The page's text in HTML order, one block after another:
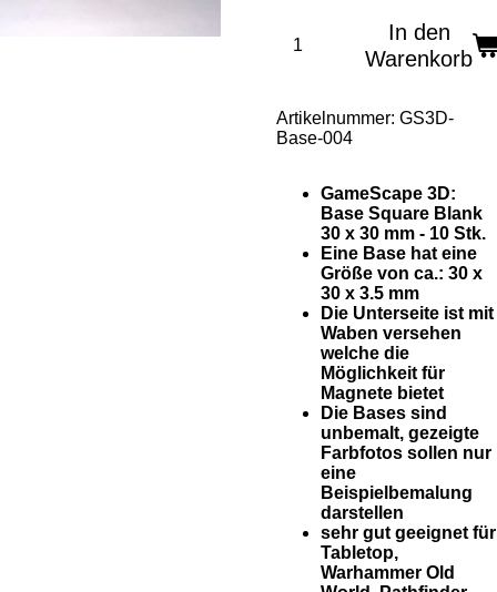
In den
Warenkorb
Artikelnummer: GS3D-
Base-004
GameScape 3D:
Base Square Blank
30 x 30 mm - 10 Stk.
Eine Base hat eine
Größe von ca.: 30 x
30 x 3.5 mm
Die Unterseite ist mit
Waben versehen
welche die
Möglichkeit für
Magnete bietet
Die Bases sind
unbemalt, gezeigte
Farbfotos sollen nur
eine
Beispielbemalung
darstellen
sehr gut geeignet für
Tabletop,
Warhammer Old